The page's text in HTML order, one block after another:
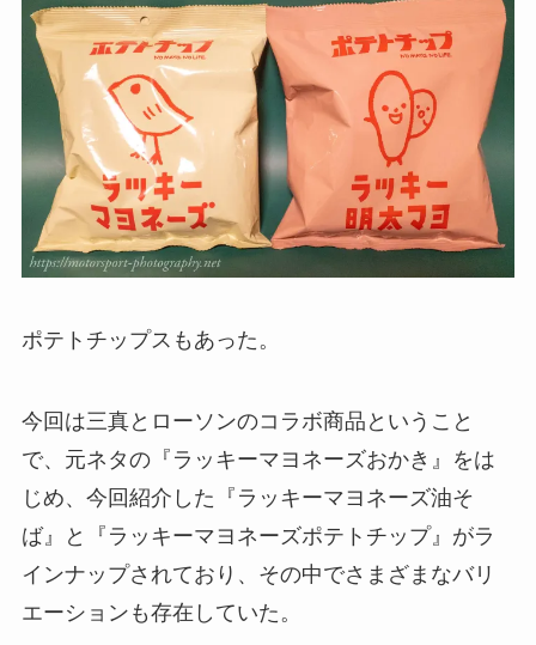
ポテトチップスもあった。
今回は三真とローソンのコラボ商品ということ
で、元ネタの『ラッキーマヨネーズおかき』をは
じめ、今回紹介した『ラッキーマヨネーズ油そ
ば』と『ラッキーマヨネーズポテトチップ』がラ
インナップされており、その中でさまざまなバリ
エーションも存在していた。